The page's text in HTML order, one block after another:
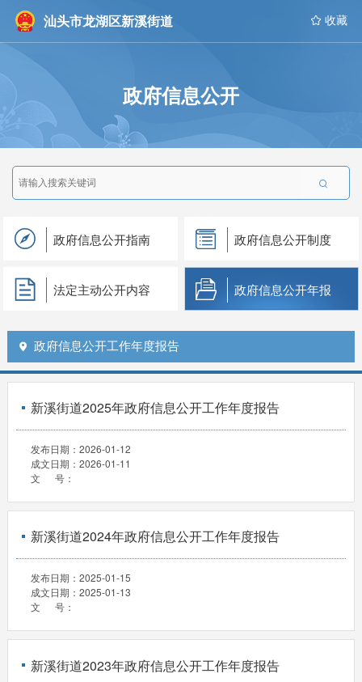
汕头市龙湖区新溪街道  收藏
政府信息公开

政府信息公开指南 政府信息公开制度
法定主动公开内容 政府信息公开年报
 政府信息公开工作年度报告
新溪街道2025年政府信息公开工作年度报告
发布日期： 2026-01-12
成文日期： 2026-01-11
文 号：
新溪街道2024年政府信息公开工作年度报告
发布日期： 2025-01-15
成文日期： 2025-01-13
文 号：
新溪街道2023年政府信息公开工作年度报告